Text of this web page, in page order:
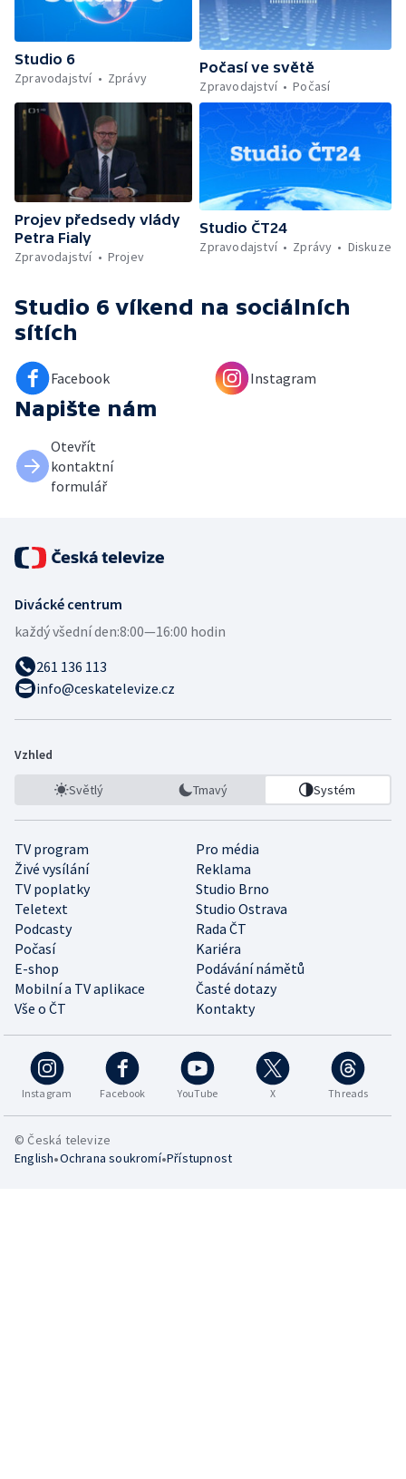
Norbertinské slavnosti ve Strahovském
Studio 6
Zpravodajství
Zprávy
Počasí ve světě
Zpravodajství
Počasí
Projev předsedy vlády
Petra Fialy
Zpravodajství
Projev
Studio ČT24
Zpravodajství
Zprávy Diskuze
Studio 6 víkend na sociálních
sítích
Facebook Instagram
Napište nám
Otevřít
kontaktní
formulář
Divácké centrum
každý všední den:8:00—16:00 hodin
261 136 113
info@ceskatelevize.cz
Vzhled
Světlý Tmavý Systém
TV program
Pro média
Živé vysílání
Reklama
TV poplatky
Studio Brno
Teletext
Studio Ostrava
Podcasty
Rada ČT
Počasí
Kariéra
E-shop
Podávání námětů
Mobilní a TV aplikace
Časté dotazy
Vše o ČT
Kontakty
Instagram Facebook YouTube X Threads
© Česká televize
English•Ochrana soukromí•Přístupnost